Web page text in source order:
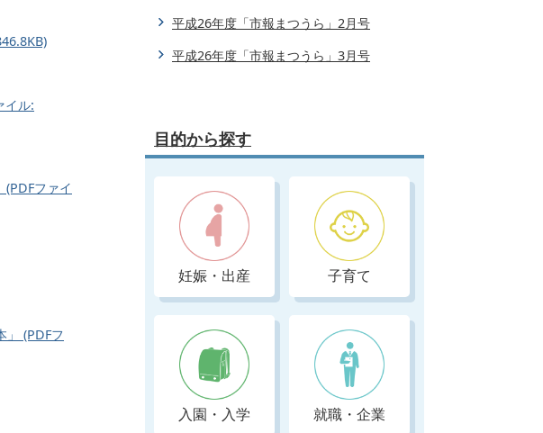
イル:
(PDFファイ
」 (PDFフ
平成26年度「市報まつうら」2月号
平成26年度「市報まつうら」3月号
目的から探す
妊娠・出産 子育て
入園・入学 就職・企業